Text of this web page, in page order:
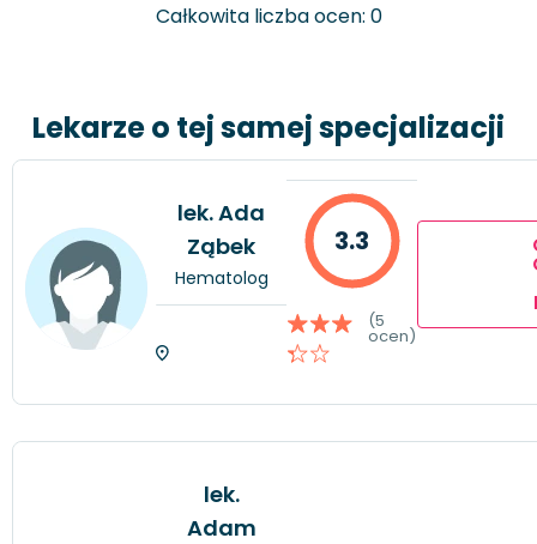
Całkowita liczba ocen: 0
Lekarze o tej samej specjalizacji
lek. Ada
Ząbek
Hematolog
3.3
(5
ocen)
lek.
Adam